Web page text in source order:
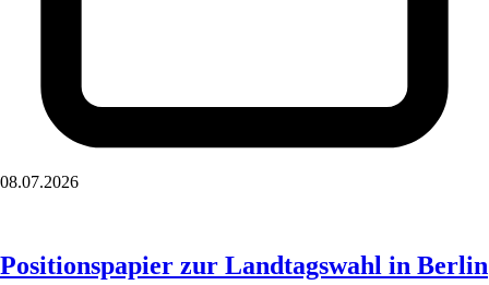
08.07.2026
Positionspapier zur Landtagswahl in Berlin